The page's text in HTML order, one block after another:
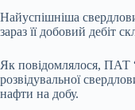
Найуспішніша
зараз її добовий дебіт
Як повідомлялося, ПАТ
розвідувальної
нафти на добу.